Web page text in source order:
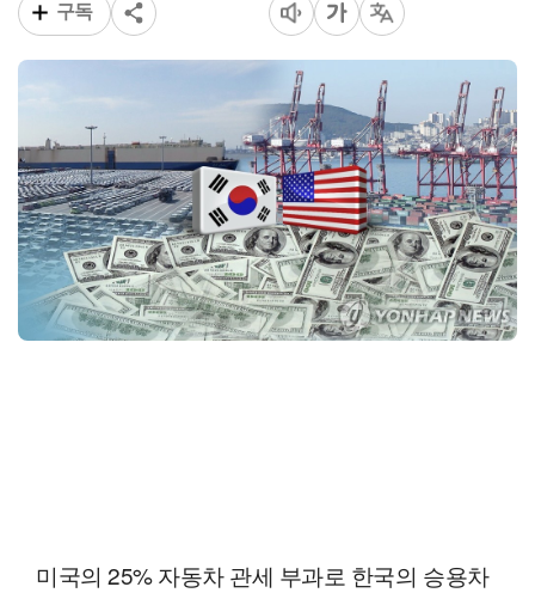
구독
미국의 25% 자동차 관세 부과로 한국의 승용차